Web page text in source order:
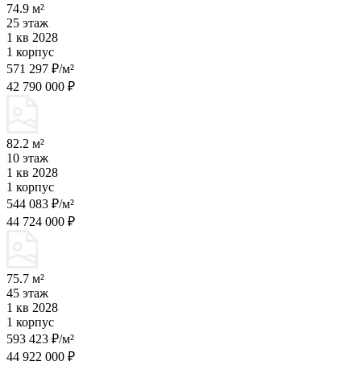
74.9 м²
25 этаж
1 кв 2028
1 корпус
571 297 ₽/м²
42 790 000 ₽
82.2 м²
10 этаж
1 кв 2028
1 корпус
544 083 ₽/м²
44 724 000 ₽
75.7 м²
45 этаж
1 кв 2028
1 корпус
593 423 ₽/м²
44 922 000 ₽